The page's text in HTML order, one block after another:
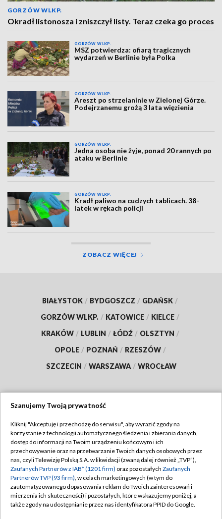
GORZÓW WLKP.
Okradł listonosza i zniszczył listy. Teraz czeka go proces
GORZÓW WLKP.
MSZ potwierdza: ofiarą tragicznych
wydarzeń w Berlinie była Polka
GORZÓW WLKP.
Areszt po strzelaninie w Zielonej Górze.
Podejrzanemu grożą 3 lata więzienia
GORZÓW WLKP.
Jedna osoba nie żyje, ponad 20 rannych po
ataku w Berlinie
GORZÓW WLKP.
Kradł paliwo na cudzych tablicach. 38-
latek w rękach policji
ZOBACZ WIĘCEJ
BIAŁYSTOK / BYDGOSZCZ / GDAŃSK /
GORZÓW WLKP. / KATOWICE / KIELCE /
KRAKÓW / LUBLIN / ŁÓDŹ / OLSZTYN /
OPOLE / POZNAŃ / RZESZÓW /
SZCZECIN / WARSZAWA / WROCŁAW
TVP
Abonament TVP
Emisja w TVP
Centrum informacji TVP
Naziemna Telewizja Cyfrowa
Regulamin TVP
Polityka prywatności
Moje zgody
Pomoc
Szanujemy Twoją prywatność
Kliknij "Akceptuję i przechodzę do serwisu", aby wyrazić zgody na
korzystanie z technologii automatycznego śledzenia i zbierania danych,
dostęp do informacji na Twoim urządzeniu końcowym i ich
przechowywanie oraz na przetwarzanie Twoich danych osobowych przez
nas, czyli Telewizję Polską S.A. w likwidacji (zwaną dalej również „TVP”),
Zaufanych Partnerów z IAB* (1201 firm) oraz pozostałych Zaufanych
Partnerów TVP (93 firm), w celach marketingowych (w tym do
zautomatyzowanego dopasowania reklam do Twoich zainteresowań i
mierzenia ich skuteczności) i pozostałych, które wskazujemy poniżej, a
także zgody na udostępnianie przez nas identyfikatora PPID do Google.